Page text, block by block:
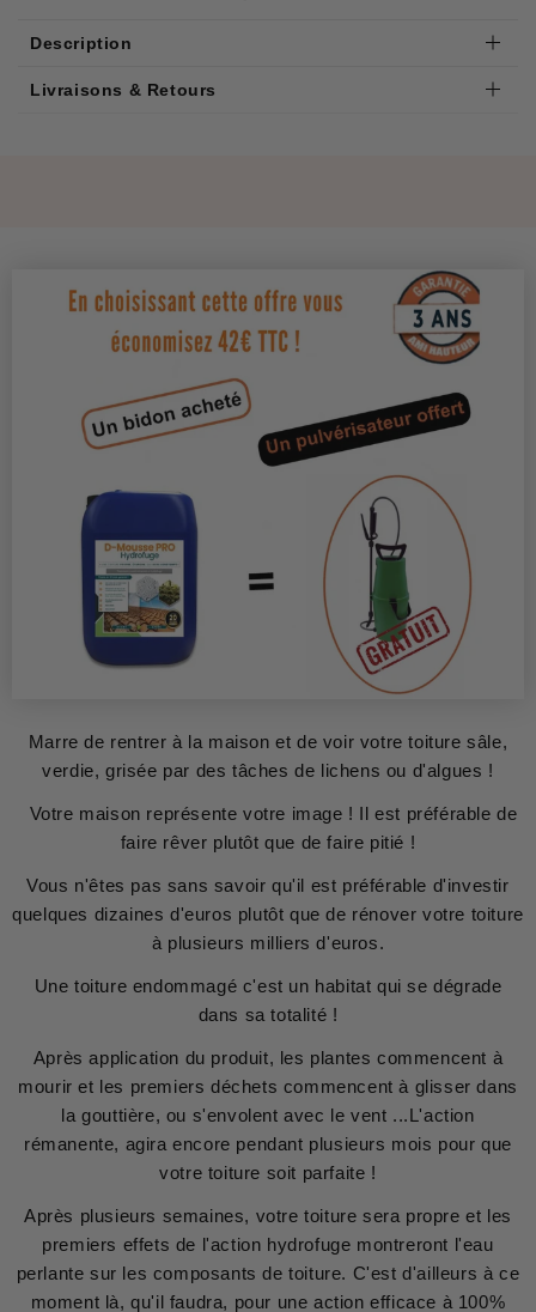
Description
Livraisons & Retours
Marre de rentrer à la maison et de voir votre toiture sâle,
verdie, grisée par des tâches de lichens ou d'algues !
Votre maison représente votre image ! Il est préférable de
faire rêver plutôt que de faire pitié !
Vous n'êtes pas sans savoir qu'il est préférable d'investir
quelques dizaines d'euros plutôt que de rénover votre toiture
à plusieurs milliers d'euros.
Une toiture endommagé c'est un habitat qui se dégrade
dans sa totalité !
Après application du produit, les plantes commencent à
mourir et les premiers déchets commencent à glisser dans
la gouttière, ou s'envolent avec le vent ...L'action
rémanente, agira encore pendant plusieurs mois pour que
votre toiture soit parfaite !
Après plusieurs semaines, votre toiture sera propre et les
premiers effets de l'action hydrofuge montreront l'eau
perlante sur les composants de toiture. C'est d'ailleurs à ce
moment là, qu'il faudra, pour une action efficace à 100%